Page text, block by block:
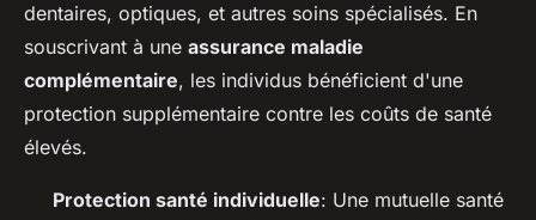
dentaires, optiques, et autres soins spécialisés. En
souscrivant à une assurance maladie
complémentaire, les individus bénéficient d'une
protection supplémentaire contre les coûts de santé
élevés.
Protection santé individuelle: Une mutuelle santé